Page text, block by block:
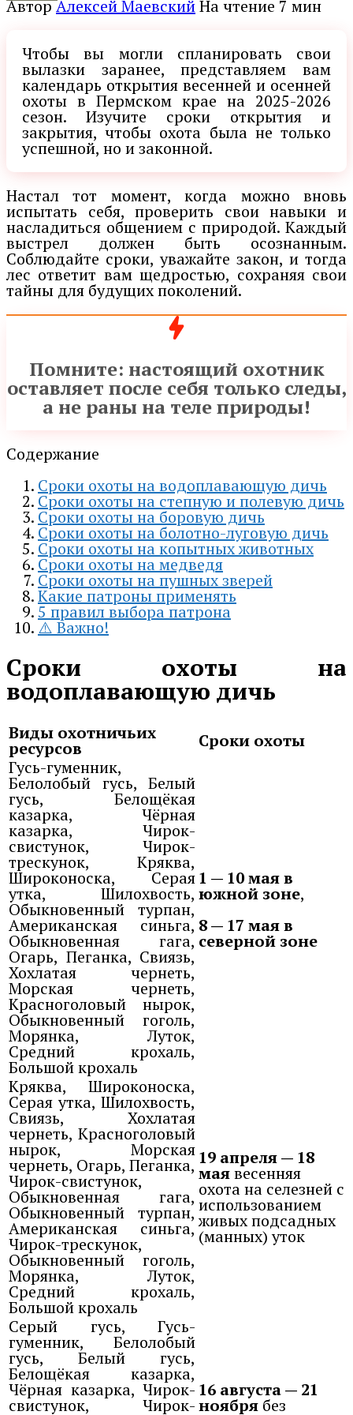
АвторАлексей МаевскийНа чтение 7 мин
Чтобы вы могли спланировать свои
вылазки заранее, представляем вам
календарь открытия весенней и осенней
охоты в Пермском крае на 2025-2026
сезон. Изучите сроки открытия и
закрытия, чтобы охота была не только
успешной, но и законной.
Настал тот момент, когда можно вновь
испытать себя, проверить свои навыки и
насладиться общением с природой. Каждый
выстрел должен быть осознанным.
Соблюдайте сроки, уважайте закон, и тогда
лес ответит вам щедростью, сохраняя свои
тайны для будущих поколений.
Помните: настоящий охотник
оставляет после себя только следы,
а не раны на теле природы!
Содержание
Сроки охоты на водоплавающую дичь
Сроки охоты на степную и полевую дичь
Сроки охоты на боровую дичь
Сроки охоты на болотно-луговую дичь
Сроки охоты на копытных животных
Сроки охоты на медведя
Сроки охоты на пушных зверей
Какие патроны применять
5 правил выбора патрона
⚠️ Важно!
Сроки охоты на
водоплавающую дичь
Виды охотничьих
ресурсов
Сроки охоты
Гусь-гуменник,
Белолобый гусь, Белый
гусь, Белощёкая
казарка, Чёрная
казарка, Чирок-
свистунок, Чирок-
трескунок, Кряква,
Широконоска, Серая
утка, Шилохвость,
Обыкновенный турпан,
Американская синьга,
Обыкновенная гага,
Огарь, Пеганка, Свиязь,
Хохлатая чернеть,
Морская чернеть,
Красноголовый нырок,
Обыкновенный гоголь,
Морянка, Луток,
Средний крохаль,
Большой крохаль
1 — 10 мая в
южной зоне,
8 — 17 мая в
северной зоне
Кряква, Широконоска,
Серая утка, Шилохвость,
Свиязь, Хохлатая
чернеть, Красноголовый
нырок, Морская
чернеть, Огарь, Пеганка,
Чирок-свистунок,
Обыкновенная гага,
Обыкновенный турпан,
Американская синьга,
Чирок-трескунок,
Обыкновенный гоголь,
Морянка, Луток,
Средний крохаль,
Большой крохаль
19 апреля — 18
маявесенняя
охота на селезней с
использованием
живых подсадных
(манных) уток
Серый гусь, Гусь-
гуменник, Белолобый
гусь, Белый гусь,
Белощёкая казарка,
Чёрная казарка, Чирок-
свистунок, Чирок-
16 августа — 21
ноября без